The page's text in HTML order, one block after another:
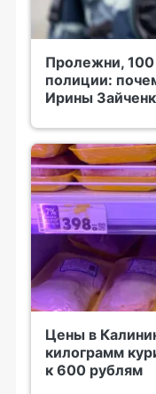
Пролежни,
полиции:
Ирины
Цены в
килограмм
к 600 рублям